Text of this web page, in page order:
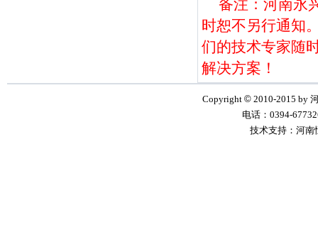
备注：河南永
时恕不另行通知
们的技术专家随
解决方案！
Copyright © 2010-2015 by
电话：0394-
技术支持：河